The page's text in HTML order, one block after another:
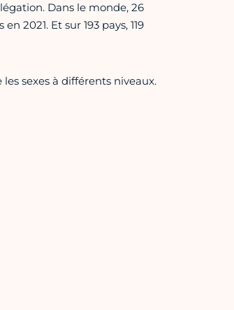
Dans le monde, 26
2021. Et sur 193 pays, 119
sexes à différents niveaux.